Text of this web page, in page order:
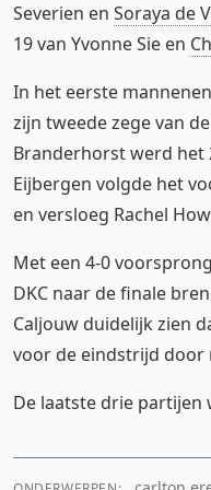
Severien en Soraya de
19 van Yvonne Sie en
In het eerste
zijn tweede zege van
Branderhorst werd het
Eijbergen volgde het
en versloeg Rachel
Met een 4-0
DKC naar de finale
Caljouw duidelijk zien
voor de eindstrijd door
De laatste drie partijen